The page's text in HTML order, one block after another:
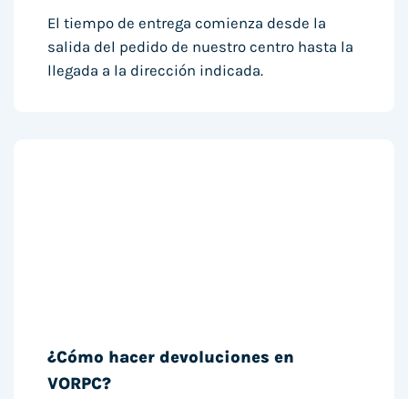
El tiempo de entrega comienza desde la
salida del pedido de nuestro centro hasta la
llegada a la dirección indicada.
¿Cómo hacer devoluciones en
VORPC?